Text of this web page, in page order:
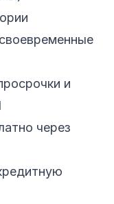
своевременные
и
через